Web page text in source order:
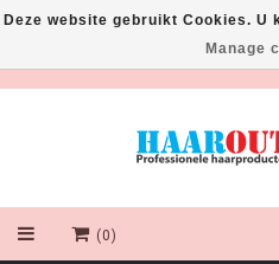
(0)
Deze website gebruikt Cookies. U
Manage